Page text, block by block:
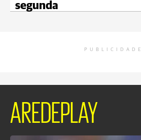
segunda
PUBLICIDADE
AREDEPLAY